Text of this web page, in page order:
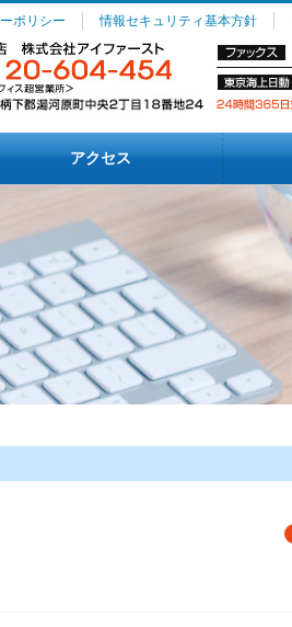
ポリシー 情報セキュリティ基本方針
アクセス